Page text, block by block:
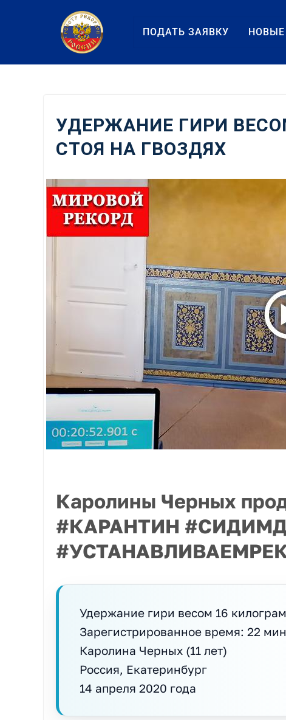
содержанию
ПОДАТЬ ЗАЯВКУ
УДЕРЖАНИЕ ГИРИ
СТОЯ НА ГВОЗДЯХ
Каролины Черных
#КАРАНТИН
Удержание гири весом 16
Зарегистрированное время: 22
Каролина Черных (11 лет)
Россия, Екатеринбург
14 апреля 2020 года